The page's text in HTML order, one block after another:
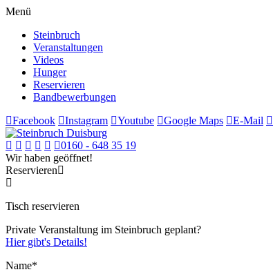
Menü
Steinbruch
Veranstaltungen
Videos
Hunger
Reservieren
Bandbewerbungen
Facebook
Instagram Youtube Google Maps E-Mail
0160 - 648 35 19
Wir haben geöffnet!
Reservieren
Tisch reservieren
Private Veranstaltung im Steinbruch geplant?
Hier gibt's Details!
Name*